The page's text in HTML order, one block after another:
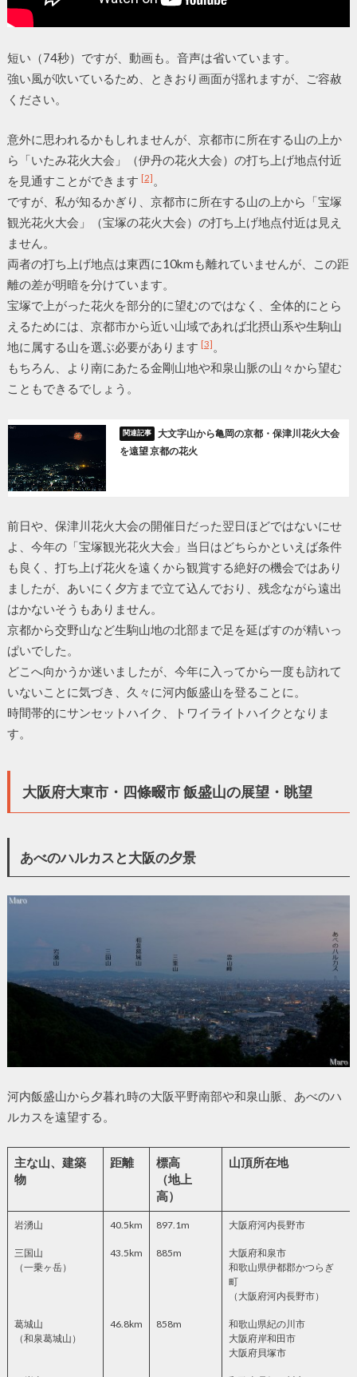
短い（74秒）ですが、動画も。音声は省いています。
強い風が吹いているため、ときおり画面が揺れますが、ご容赦
ください。
意外に思われるかもしれませんが、京都市に所在する山の上か
ら「いたみ花火大会」（伊丹の花火大会）の打ち上げ地点付近
を見通すことができます [2] 。
ですが、私が知るかぎり、京都市に所在する山の上から「宝塚
観光花火大会」（宝塚の花火大会）の打ち上げ地点付近は見え
ません。
両者の打ち上げ地点は東西に10kmも離れていませんが、この距
離の差が明暗を分けています。
宝塚で上がった花火を部分的に望むのではなく、全体的にとら
えるためには、京都市から近い山域であれば北摂山系や生駒山
地に属する山を選ぶ必要があります [3] 。
もちろん、より南にあたる金剛山地や和泉山脈の山々から望む
こともできるでしょう。
大文字山から亀岡の京都・保津川花火大会
を遠望 京都の花火
前日や、保津川花火大会の開催日だった翌日ほどではないにせ
よ、今年の「宝塚観光花火大会」当日はどちらかといえば条件
も良く、打ち上げ花火を遠くから観賞する絶好の機会ではあり
ましたが、あいにく夕方まで立て込んでおり、残念ながら遠出
はかないそうもありません。
京都から交野山など生駒山地の北部まで足を延ばすのが精いっ
ぱいでした。
どこへ向かうか迷いましたが、今年に入ってから一度も訪れて
いないことに気づき、久々に河内飯盛山を登ることに。
時間帯的にサンセットハイク、トワイライトハイクとなりま
す。
大阪府大東市・四條畷市 飯盛山の展望・眺望
あべのハルカスと大阪の夕景
河内飯盛山から夕暮れ時の大阪平野南部や和泉山脈、あべのハ
ルカスを遠望する。
主な山、建築
物
距離
標高
（地上
高）
山頂所在地
岩湧山 40.5km 897.1m 大阪府河内長野市
三国山
（一乗ヶ岳）
43.5km 885m
大阪府和泉市
和歌山県伊都郡かつらぎ
町
（大阪府河内長野市）
葛城山
（和泉葛城山）
46.8km 858m
和歌山県紀の川市
大阪府岸和田市
大阪府貝塚市